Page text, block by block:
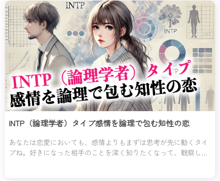
INTP（論理学者）タイプ感情を論理で包む知性の恋
あなたは恋愛においても、感情よりもまずは思考が先に動くタイ
プね。好きになった相手のことを深く知りたくなって、観察した